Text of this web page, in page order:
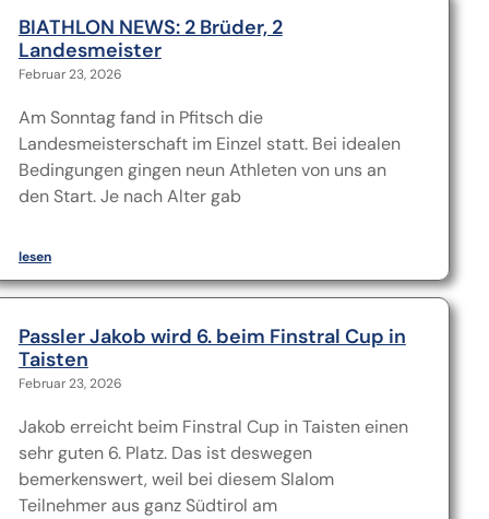
BIATHLON NEWS: 2 Brüder, 2
Landesmeister
Februar 23, 2026
Am Sonntag fand in Pfitsch die
Landesmeisterschaft im Einzel statt. Bei idealen
Bedingungen gingen neun Athleten von uns an
den Start. Je nach Alter gab
lesen
Passler Jakob wird 6. beim Finstral Cup in
Taisten
Februar 23, 2026
Jakob erreicht beim Finstral Cup in Taisten einen
sehr guten 6. Platz. Das ist deswegen
bemerkenswert, weil bei diesem Slalom
Teilnehmer aus ganz Südtirol am